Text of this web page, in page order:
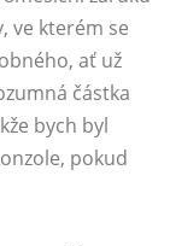
ve kterém se
​​ať už
částka
bych byl
pokud